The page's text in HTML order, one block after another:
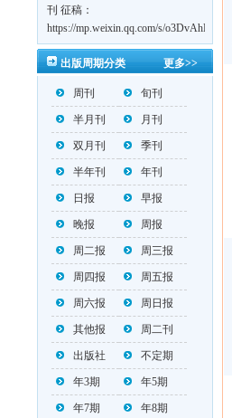
刊 征稿：
https://mp.weixin.qq.com/s/
第一辑：
https://mp.weixin.qq.com/s/更多>>
出版周期分类
周刊 旬刊
半月刊 月刊
双月刊 季刊
半年刊 年刊
日报 早报
晚报 周报
周二报 周三报
周四报 周五报
周六报 周日报
其他报 周二刊
出版社 不定期
年3期 年5期
年7期 年8期